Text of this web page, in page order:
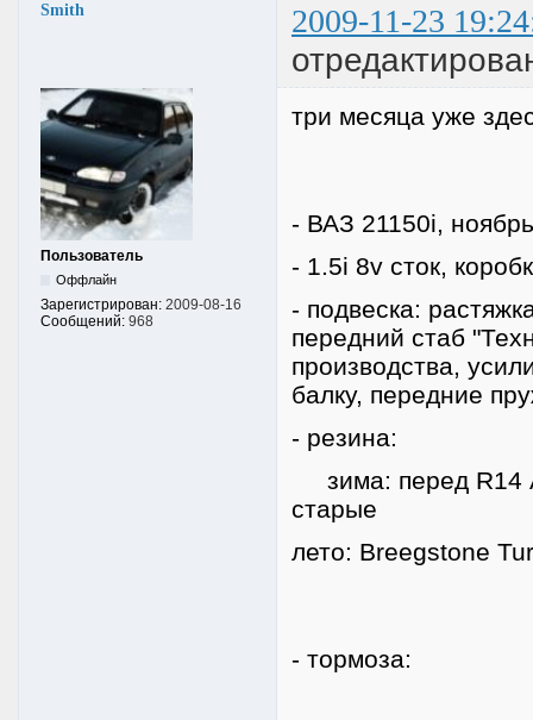
Smith 2009-11-23
Пользователь
Оффлайн
Зарегистрирован: 2009-08-16
Сообщений: 968
три месяца уже
- ВАЗ 21150i,
- 1.5i 8v сток,
- подвеска:
передний стаб
производства,
балку, передние
- резина:
зима: перед R14
старые
лето: Breegstone
- тормоза: